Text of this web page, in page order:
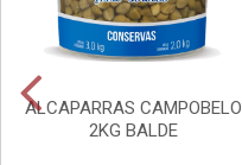
ALCAPARRAS CAMPOBELO
2KG BALDE